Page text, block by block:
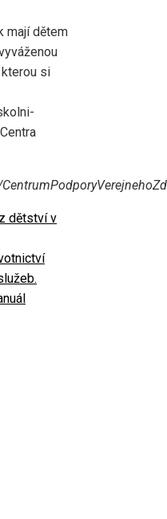
mají dětem
si
dětství v